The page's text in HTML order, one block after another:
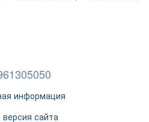
информация
сайта